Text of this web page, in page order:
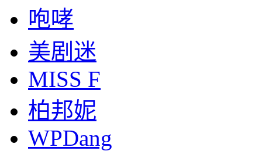
咆哮
美剧迷
MISS F
柏邦妮
WPDang